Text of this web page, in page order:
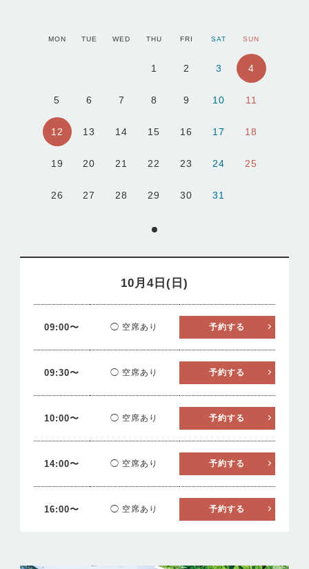
MON TUE WED THU FRI SAT SUN
1 2 3 4
5 6 7 8 9 10 11
12 13 14 15 16 17 18
19 20 21 22 23 24 25
26 27 28 29 30 31
10月4日(日)
09:00〜 ◯ 空席あり 予約する
09:30〜 ◯ 空席あり 予約する
10:00〜 ◯ 空席あり 予約する
14:00〜 ◯ 空席あり 予約する
16:00〜 ◯ 空席あり 予約する